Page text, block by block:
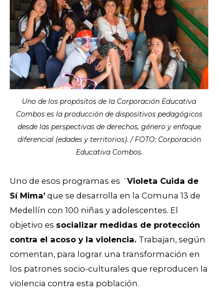
Uno de los propósitos de la Corporación Educativa
Combos es la producción de dispositivos pedagógicos
desde las perspectivas de derechos, género y enfoque
diferencial (edades y territorios). / FOTO: Corporación
Educativa Combos.
Uno de esos programas es ´Violeta Cuida de
Sí Mima’ que se desarrolla en la Comuna 13 de
Medellín con 100 niñas y adolescentes. El
objetivo es socializar medidas de protección
contra el acoso y la violencia. Trabajan, según
comentan, para lograr una transformación en
los patrones socio-culturales que reproducen la
violencia contra esta población.